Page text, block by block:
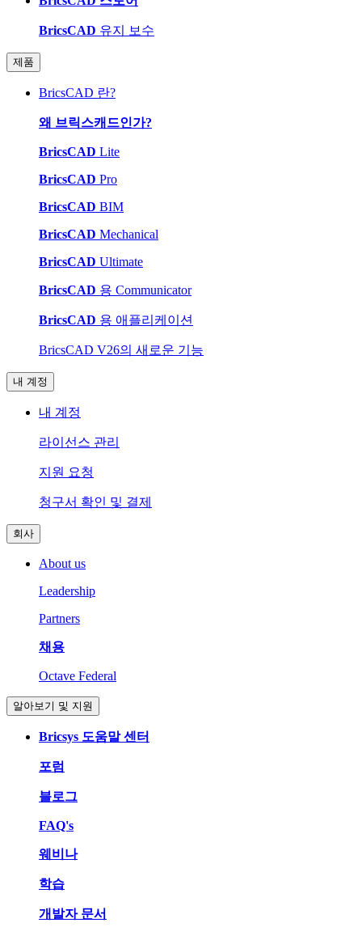
BricsCAD 유지 보수
제품
BricsCAD 란?
왜 브릭스캐드인가?
BricsCAD Lite
BricsCAD Pro
BricsCAD BIM
BricsCAD Mechanical
BricsCAD Ultimate
BricsCAD 용 Communicator
BricsCAD 용 애플리케이션
BricsCAD V26의 새로운 기능
내 계정
내 계정
라이선스 관리
지원 요청
청구서 확인 및 결제
회사
About us
Leadership
Partners
채용
Octave Federal
알아보기 및 지원
Bricsys 도움말 센터
포럼
블로그
FAQ's
웨비나
학습
개발자 문서